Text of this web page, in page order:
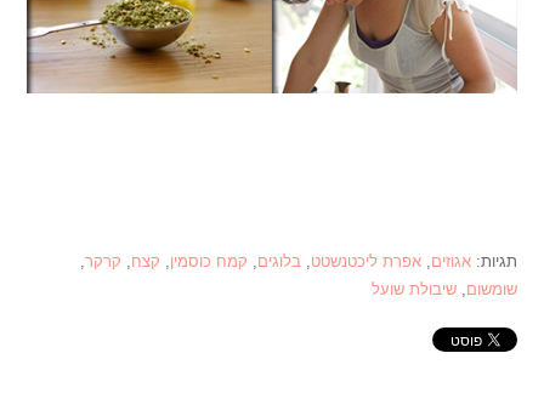
תגיות:אגוזים,אפרת ליכטנשטט,בלוגים, קמח כוסמין, קצח, קרקר,
שומשום,שיבולת שועל